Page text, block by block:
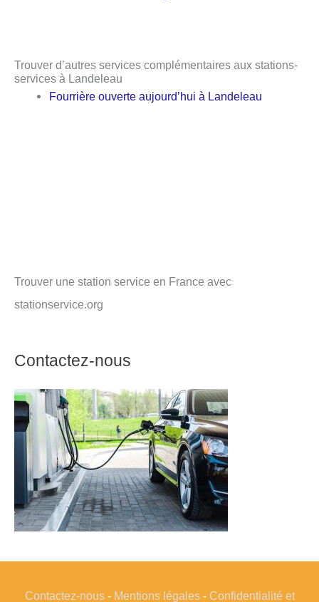
Trouver d’autres services complémentaires aux stations-
services à Landeleau
Fourrière ouverte aujourd’hui à Landeleau
Trouver une station service en France avec
stationservice.org
Contactez-nous
Contactez-nous- Mentions légales- Confidentialité et